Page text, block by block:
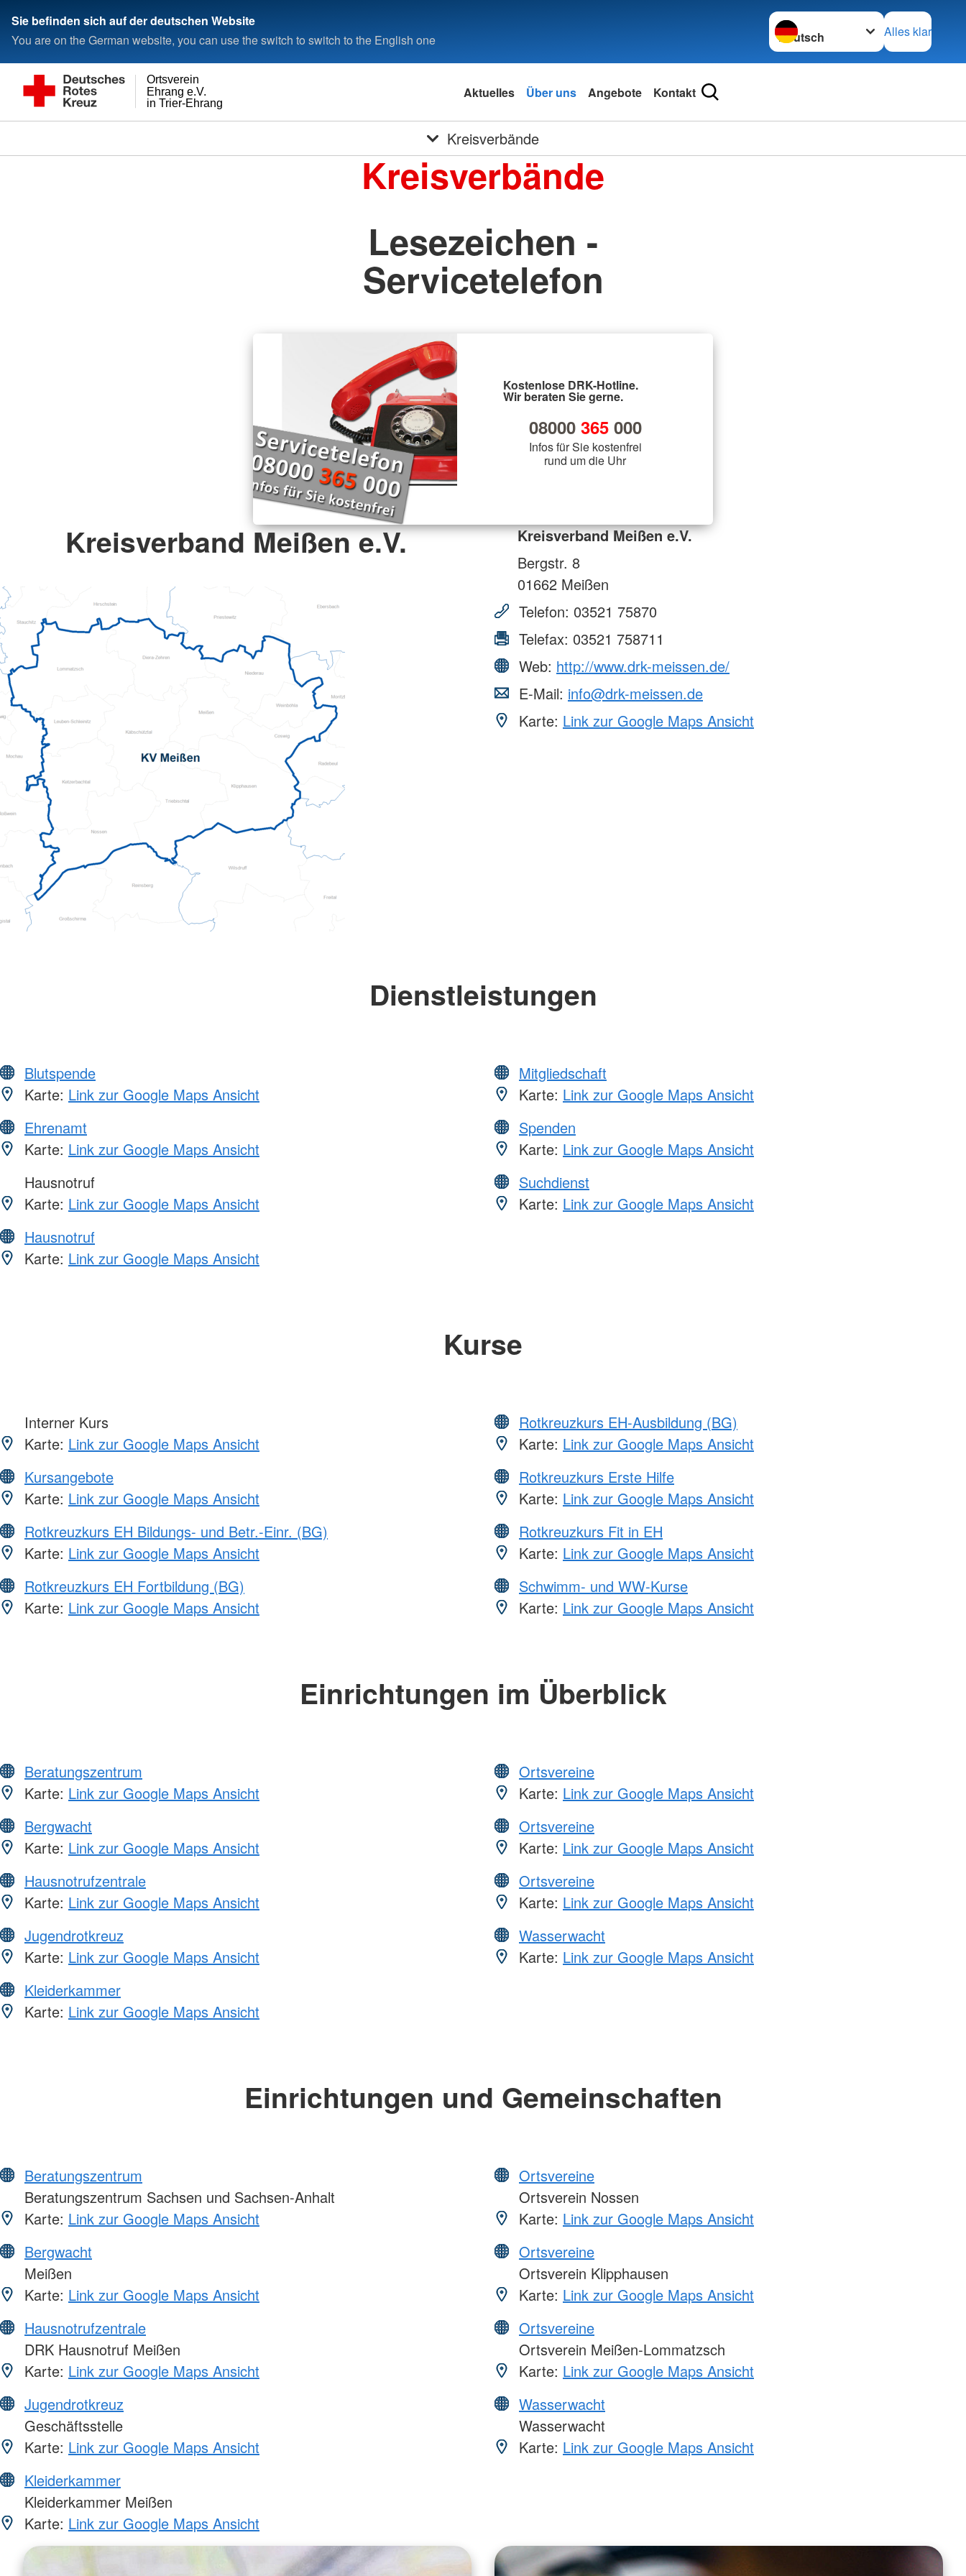
Sie befinden sich auf der deutschen Website
You are on the German website, you can use the switch to switch to the English one
Sprache wechseln zu
Alles klar
in Trier-Ehrang
Ehrang e.V.
Ortsverein
Aktuelles Über uns Angebote Kontakt
Kreisverbände
Kreisverbände
Lesezeichen -
Servicetelefon
Kostenlose DRK-Hotline.
Wir beraten Sie gerne.
08000 365000
Infos für Sie kostenfrei
rund um die Uhr
Kreisverband Meißen e.V.
Kreisverband Meißen e.V.
Bergstr. 8
01662 Meißen
Telefon: 03521 75870
Telefax: 03521 758711
Web: http://www.drk-meissen.de/
E-Mail: info@drk-meissen.de
Karte: Link zur Google Maps Ansicht
Dienstleistungen
Blutspende
Karte: Link zur Google Maps Ansicht
Ehrenamt
Karte: Link zur Google Maps Ansicht
Hausnotruf
Karte: Link zur Google Maps Ansicht
Hausnotruf
Karte: Link zur Google Maps Ansicht
Mitgliedschaft
Karte: Link zur Google Maps Ansicht
Spenden
Karte: Link zur Google Maps Ansicht
Suchdienst
Karte: Link zur Google Maps Ansicht
Kurse
Interner Kurs
Karte: Link zur Google Maps Ansicht
Kursangebote
Karte: Link zur Google Maps Ansicht
Rotkreuzkurs EH Bildungs- und Betr.-Einr. (BG)
Karte: Link zur Google Maps Ansicht
Rotkreuzkurs EH Fortbildung (BG)
Karte: Link zur Google Maps Ansicht
Rotkreuzkurs EH-Ausbildung (BG)
Karte: Link zur Google Maps Ansicht
Rotkreuzkurs Erste Hilfe
Karte: Link zur Google Maps Ansicht
Rotkreuzkurs Fit in EH
Karte: Link zur Google Maps Ansicht
Schwimm- und WW-Kurse
Karte: Link zur Google Maps Ansicht
Einrichtungen im Überblick
Beratungszentrum
Karte: Link zur Google Maps Ansicht
Bergwacht
Karte: Link zur Google Maps Ansicht
Hausnotrufzentrale
Karte: Link zur Google Maps Ansicht
Jugendrotkreuz
Karte: Link zur Google Maps Ansicht
Kleiderkammer
Karte: Link zur Google Maps Ansicht
Ortsvereine
Karte: Link zur Google Maps Ansicht
Ortsvereine
Karte: Link zur Google Maps Ansicht
Ortsvereine
Karte: Link zur Google Maps Ansicht
Wasserwacht
Karte: Link zur Google Maps Ansicht
Einrichtungen und Gemeinschaften
Beratungszentrum
Beratungszentrum Sachsen und Sachsen-Anhalt
Karte: Link zur Google Maps Ansicht
Bergwacht
Meißen
Karte: Link zur Google Maps Ansicht
Hausnotrufzentrale
DRK Hausnotruf Meißen
Karte: Link zur Google Maps Ansicht
Jugendrotkreuz
Geschäftsstelle
Karte: Link zur Google Maps Ansicht
Kleiderkammer
Kleiderkammer Meißen
Karte: Link zur Google Maps Ansicht
Ortsvereine
Ortsverein Nossen
Karte: Link zur Google Maps Ansicht
Ortsvereine
Ortsverein Klipphausen
Karte: Link zur Google Maps Ansicht
Ortsvereine
Ortsverein Meißen-Lommatzsch
Karte: Link zur Google Maps Ansicht
Wasserwacht
Wasserwacht
Karte: Link zur Google Maps Ansicht